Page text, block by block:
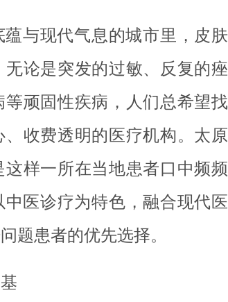
与现代气息的城市里，皮肤
论是突发的过敏、反复的痤
顽固性疾病，人们总希望找
收费透明的医疗机构。太原
样一所在当地患者口中频频
医诊疗为特色，融合现代医
题患者的优先选择。